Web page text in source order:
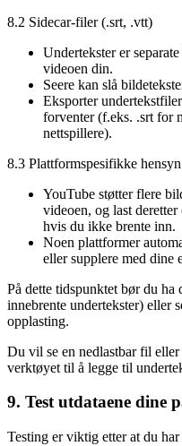
8.2 Sidecar-filer (.srt, .vtt)
Undertekster er
videoen din.
Seere kan slå
Eksporter
forventer (f.eks. .srt for
nettspillere).
8.3 Plattformspesifikke hensyn
YouTube støtter flere
videoen, og last
hvis du ikke brente inn.
Noen plattformer
eller supplere med dine
På dette tidspunktet bør du ha
innebrente undertekster) eller
opplasting.
Du vil se en nedlastbar fil
verktøyet til å legge til
9. Test utdataene dine
Testing er viktig etter at du